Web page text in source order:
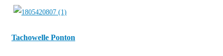
Tachowelle Ponton